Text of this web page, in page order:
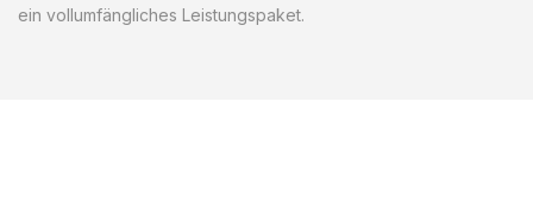
ein vollumfängliches Leistungspaket.